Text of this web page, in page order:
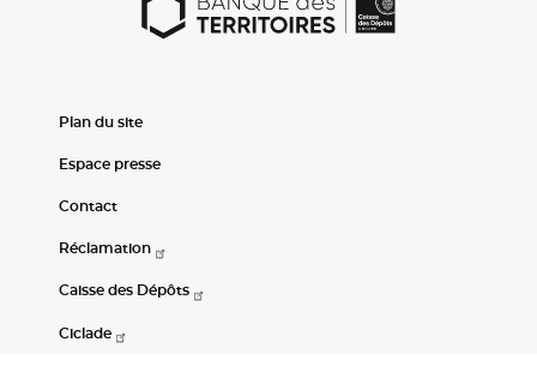
Plan du site
Espace presse
Contact
Réclamation
Caisse des Dépôts
Ciclade